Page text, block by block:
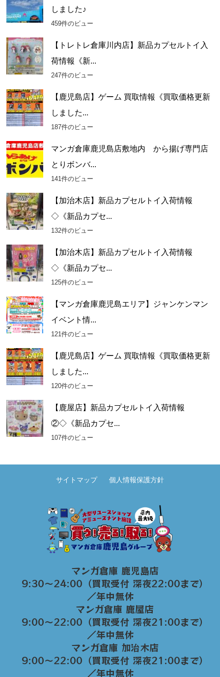
しました♪
459件のビュー
【トレトレ倉庫川内店】新品カプセルトイ入
荷情報《新...
247件のビュー
【鹿児島店】ゲーム 買取情報《買取価格更新
しました...
187件のビュー
マンガ倉庫鹿児島店敷地内 から揚げ専門店
とりボンバ...
141件のビュー
【加治木店】新品カプセルトイ入荷情報
◇《新品カプセ...
132件のビュー
【加治木店】新品カプセルトイ入荷情報
◇《新品カプセ...
125件のビュー
【マンガ倉庫鹿児島エリア】ジャンケンマン
イベント情...
121件のビュー
【鹿児島店】ゲーム 買取情報《買取価格更新
しました...
120件のビュー
【鹿屋店】新品カプセルトイ入荷情報
②◇《新品カプセ...
107件のビュー
サイトマップ 個人情報保護方針
マンガ倉庫 鹿児島店
9:30～24:00（買取受付 深夜22:00まで）
／年中無休
マンガ倉庫 鹿屋店
9:00～22:00（買取受付 深夜21:00まで）
／年中無休
マンガ倉庫 加治木店
9:00〜22:00（買取受付 深夜21:00まで）
／年中無休